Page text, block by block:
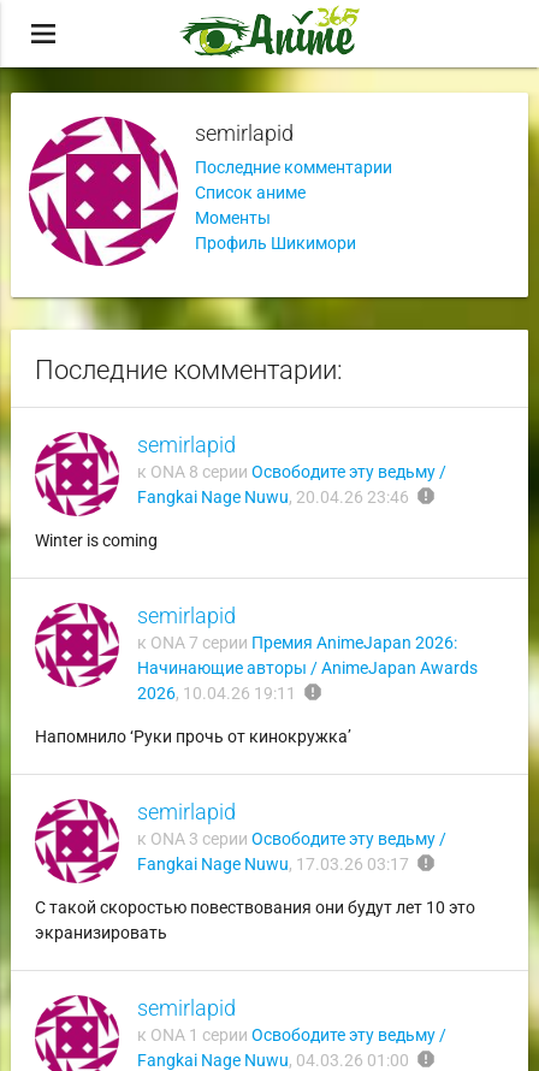
menu
semirlapid
Последние комментарии
Список аниме
Моменты
Профиль Шикимори
Последние комментарии:
semirlapid
к ONA 8 серии Освободите эту ведьму /
Fangkai Nage Nuwu, 20.04.26 23:46 report
Winter is coming
semirlapid
к ONA 7 серии Премия AnimeJapan 2026:
Начинающие авторы / AnimeJapan Awards
2026, 10.04.26 19:11 report
Напомнило ‘Руки прочь от кинокружка’
semirlapid
к ONA 3 серии Освободите эту ведьму /
Fangkai Nage Nuwu, 17.03.26 03:17 report
С такой скоростью повествования они будут лет 10 это
экранизировать
semirlapid
к ONA 1 серии Освободите эту ведьму /
Fangkai Nage Nuwu, 04.03.26 01:00 report